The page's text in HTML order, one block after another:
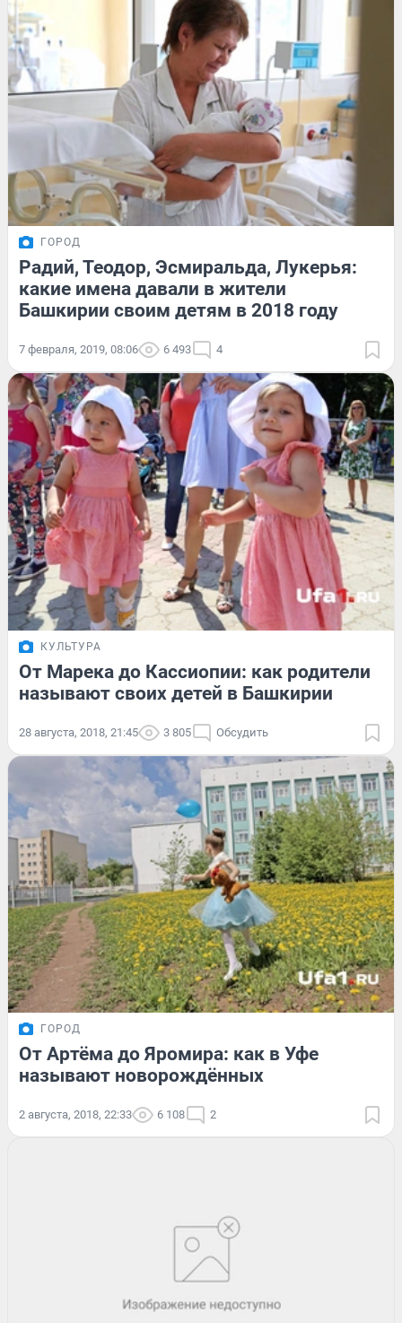
ГОРОД
Радий, Теодор, Эсмиральда, Лукерья:
какие имена давали в жители
Башкирии своим детям в 2018 году
7 февраля, 2019, 08:06 6 493 4
КУЛЬТУРА
От Марека до Кассиопии: как родители
называют своих детей в Башкирии
28 августа, 2018, 21:45 3 805 Обсудить
ГОРОД
От Артёма до Яромира: как в Уфе
называют новорождённых
2 августа, 2018, 22:33 6 108 2